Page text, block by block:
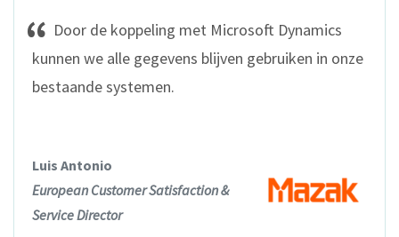
Door de koppeling met Microsoft Dynamics
kunnen we alle gegevens blijven gebruiken in onze
bestaande systemen.
Luis Antonio
European Customer Satisfaction &
Service Director